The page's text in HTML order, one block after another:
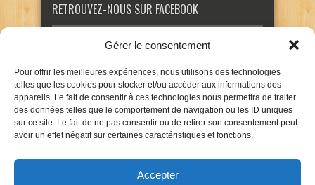
Gérer le consentement
Pour offrir les meilleures expériences, nous utilisons des technologies
telles que les cookies pour stocker et/ou accéder aux informations des
appareils. Le fait de consentir à ces technologies nous permettra de traiter
des données telles que le comportement de navigation ou les ID uniques
sur ce site. Le fait de ne pas consentir ou de retirer son consentement peut
avoir un effet négatif sur certaines caractéristiques et fonctions.
Accepter
RETROUVEZ-NOUS SUR FACEBOOK